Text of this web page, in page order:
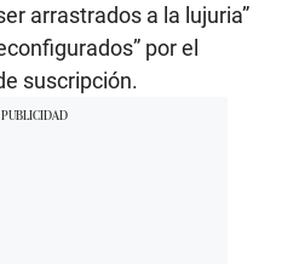
arrastrados a la lujuria”
por el
suscripción.